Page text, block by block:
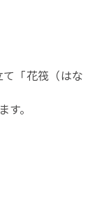
「花筏（はな
。